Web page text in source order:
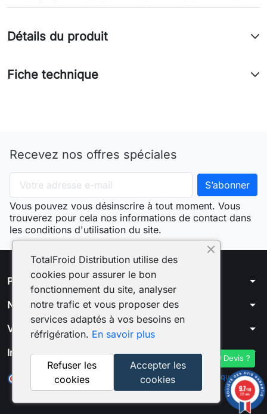
Détails du produit
Fiche technique
Recevez nos offres spéciales
Vous pouvez vous désinscrire à tout moment. Vous
trouverez pour cela nos informations de contact dans
les conditions d'utilisation du site.
Produits arrow_drop_down
Notre société arrow_drop_down
Votre compte arrow_drop_down
Informations arrow_drop_down
Marchand approuvé par la Société des Avis Garantis,
cliquez ici
pour vérifier
Devis ?
TotalFroid Distribution utilise des
cookies pour assurer le bon
fonctionnement du site, analyser
notre trafic et vous proposer des
services adaptés à vos besoins en
réfrigération. En savoir plus
Accepter les
cookies
Refuser les
cookies
9.7/10
221 avis